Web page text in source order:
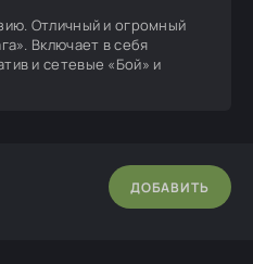
Отличный и огромный
Включает в себя
и сетевые «Бой» и
ДОБАВИТЬ